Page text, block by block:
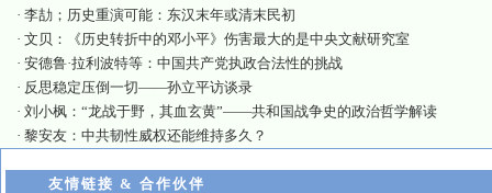
· 李劼；历史重演可能：东汉末年或清末民初
· 文贝：《历史转折中的邓小平》伤害最大的是中央文献研究室
· 安德鲁·拉利波特等：中国共产党执政合法性的挑战
· 反思稳定压倒一切——孙立平访谈录
· 刘小枫：“龙战于野，其血玄黄”——共和国战争史的政治哲学解读
· 黎安友：中共韧性威权还能维持多久？
友情链接 & 合作伙伴